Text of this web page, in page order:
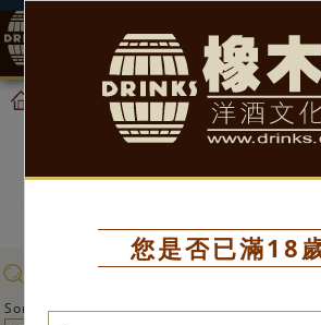
您是否已滿18
產品
產品
商品搜尋 >
Sort by